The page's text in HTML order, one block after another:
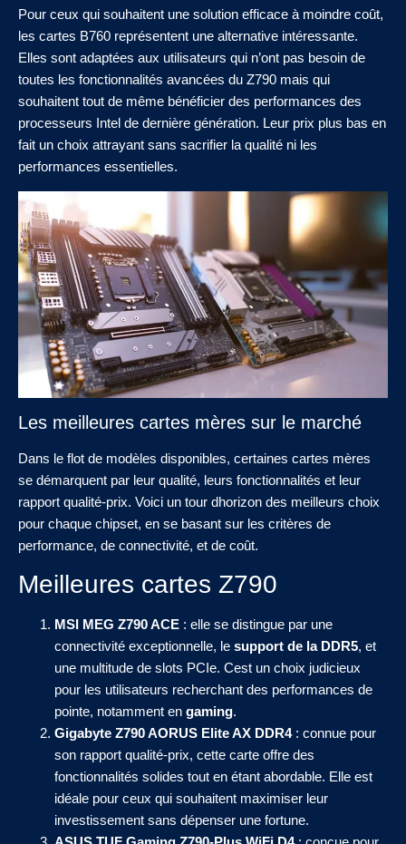
Pour ceux qui souhaitent une solution efficace à moindre coût,
les cartes B760 représentent une alternative intéressante.
Elles sont adaptées aux utilisateurs qui n’ont pas besoin de
toutes les fonctionnalités avancées du Z790 mais qui
souhaitent tout de même bénéficier des performances des
processeurs Intel de dernière génération. Leur prix plus bas en
fait un choix attrayant sans sacrifier la qualité ni les
performances essentielles.
Les meilleures cartes mères sur le marché
Dans le flot de modèles disponibles, certaines cartes mères
se démarquent par leur qualité, leurs fonctionnalités et leur
rapport qualité-prix. Voici un tour dhorizon des meilleurs choix
pour chaque chipset, en se basant sur les critères de
performance, de connectivité, et de coût.
Meilleures cartes Z790
MSI MEG Z790 ACE : elle se distingue par une
connectivité exceptionnelle, le support de la DDR5, et
une multitude de slots PCIe. Cest un choix judicieux
pour les utilisateurs recherchant des performances de
pointe, notamment en gaming.
Gigabyte Z790 AORUS Elite AX DDR4: connue pour
son rapport qualité-prix, cette carte offre des
fonctionnalités solides tout en étant abordable. Elle est
idéale pour ceux qui souhaitent maximiser leur
investissement sans dépenser une fortune.